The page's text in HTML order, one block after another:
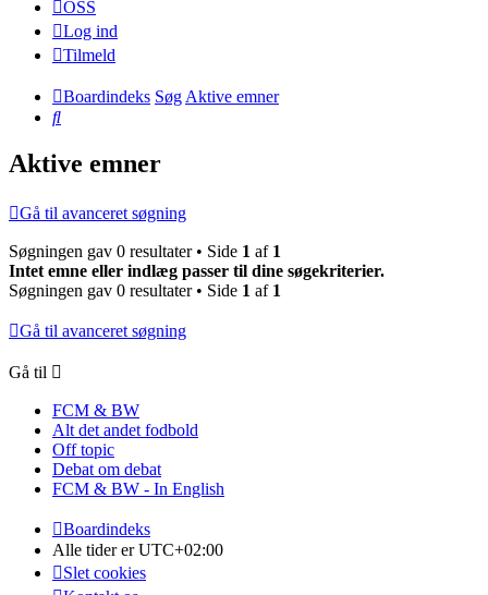
OSS
Log ind
Tilmeld
Boardindeks SøgAktive emner
Søg
Aktive emner
Gå til avanceret søgning
Søgningen gav 0 resultater • Side 1 af 1
Intet emne eller indlæg passer til dine søgekriterier.
Søgningen gav 0 resultater • Side 1 af 1
Gå til avanceret søgning
Gå til
FCM & BW
Alt det andet fodbold
Off topic
Debat om debat
FCM & BW - In English
Boardindeks
Alle tider erUTC+02:00
Slet cookies